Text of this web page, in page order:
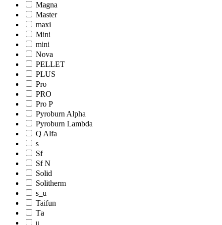
Magna
Master
maxi
Mini
mini
Nova
PELLET
PLUS
Pro
PRO
Pro Р
Pyroburn Alpha
Pyroburn Lambda
Q Alfa
s
Sf
Sf N
Solid
Solitherm
s_u
Taifun
Tа
u